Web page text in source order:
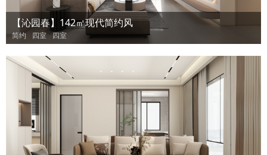
【沁园春】142㎡现代简约风
简约 四室 四室